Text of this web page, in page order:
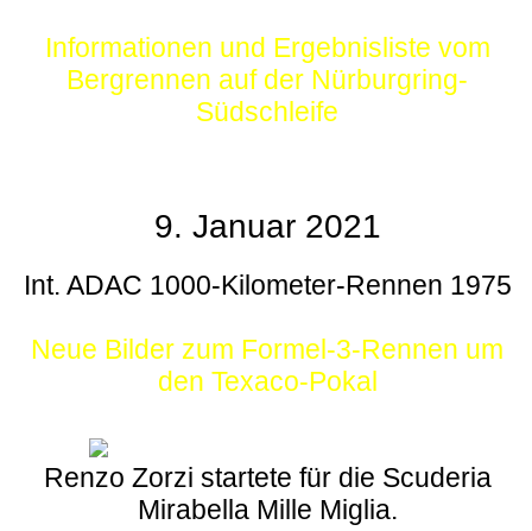
Informationen und Ergebnisliste vom
Bergrennen auf der Nürburgring-
Südschleife
9. Januar 2021
Int. ADAC 1000-Kilometer-Rennen 1975
Neue Bilder zum Formel-3-Rennen um
den Texaco-Pokal
Renzo Zorzi startete für die Scuderia
Mirabella Mille Miglia.